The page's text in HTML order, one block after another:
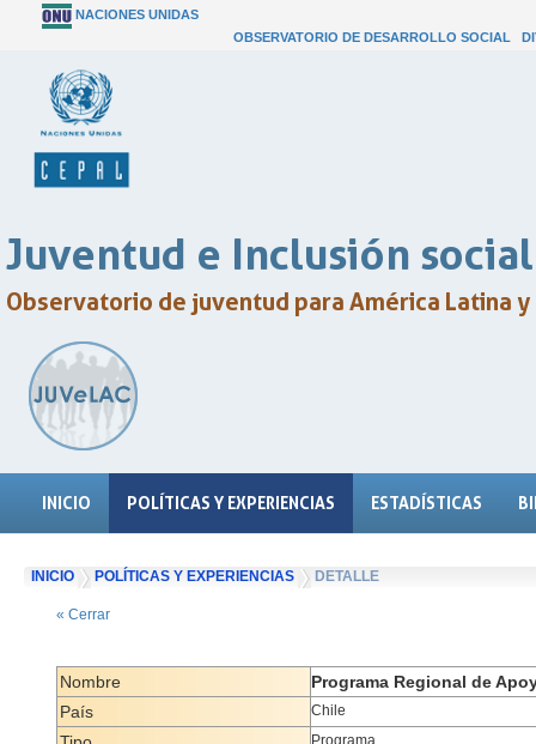
NACIONES UNIDAS
OBSERVATORIO DE DESARROLLO SOCIAL
Juventud e Inclusión social
Observatorio de juventud para América Latina
INICIO POLÍTICAS Y EXPERIENCIAS ESTADÍSTICAS
INICIO POLÍTICAS Y EXPERIENCIAS DETALLE
« Cerrar
Nombre
Programa Regional de
País
Chile
Programa